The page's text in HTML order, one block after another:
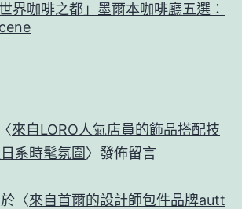
界咖啡之都」墨爾本咖啡廳五選：
來自LORO人氣店員的飾品搭配技
系時髦氛圍〉發佈留言
於〈來自首爾的設計師包件品牌autt